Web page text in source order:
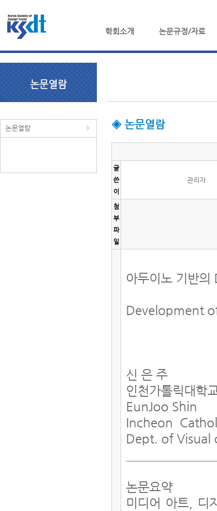
학회소개 논문규정/자료
논문열람
논문열람 ◈ 논문열람
글
쓴
이
관리자
첨
부
파
일
아두이노 기반
Development
신 은 주
인천가톨릭대학
EunJoo Shin
Incheon
Dept. of
논문요약
미디어 아트, 디